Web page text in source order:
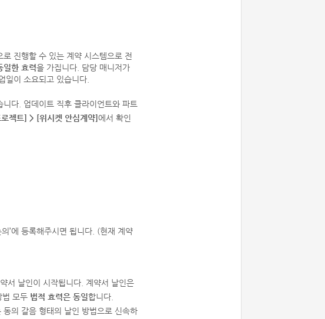
로 진행할 수 있는 계약 시스템으로 전
일한 효력을 가집니다. 담당 매니저가
일이 소요되고 있습니다.
다. 업데이트 직후 클라이언트와 파트
젝트] > [위시켓 안심계약]에서 확인
’에 등록해주시면 됩니다. (현재 계약
서 날인이 시작됩니다. 계약서 날인은
법 모두 법적 효력은 동일합니다.
의 갈음 형태의 날인 방법으로 신속하